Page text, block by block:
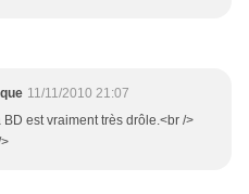
11/11/2010 21:07
BD est vraiment très drôle.<br />